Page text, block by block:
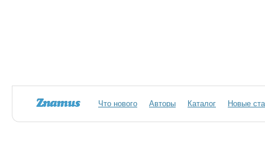
Что нового Авторы Каталог Новые